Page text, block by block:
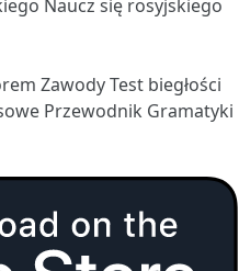
Naucz się rosyjskiego
ZawodyTest biegłości
Przewodnik Gramatyki